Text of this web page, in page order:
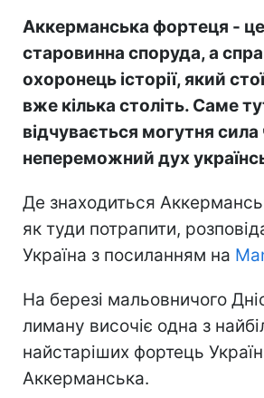
Аккерманська фортеця -
старовинна споруда, а
охоронець історії, який
вже кілька століть. Саме
відчувається могутня сила
непереможний дух
Де знаходиться
як туди потрапити,
Україна з посиланням на
На березі мальовничого
лиману височіє одна з
найстаріших фортець
Аккерманська.